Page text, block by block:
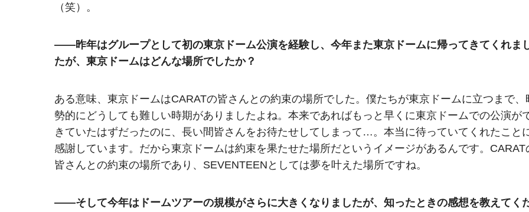
（笑）。
――昨年はグループとして初の東京ドーム公演を経験し、今年また東京ドームに帰ってきてくれま
たが、東京ドームはどんな場所でしたか？
ある意味、東京ドームはCARATの皆さんとの約束の場所でした。僕たちが東京ドームに立つまで、
勢的にどうしても難しい時期がありましたよね。本来であればもっと早くに東京ドームでの公演が
きていたはずだったのに、長い間皆さんをお待たせしてしまって…。本当に待っていてくれたこと
感謝しています。だから東京ドームは約束を果たせた場所だというイメージがあるんです。CARAT
皆さんとの約束の場所であり、SEVENTEENとしては夢を叶えた場所ですね。
――そして今年はドームツアーの規模がさらに大きくなりましたが、知ったときの感想を教えてく